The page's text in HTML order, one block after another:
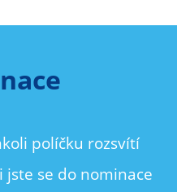
políčku rozsvítí
se do nominace